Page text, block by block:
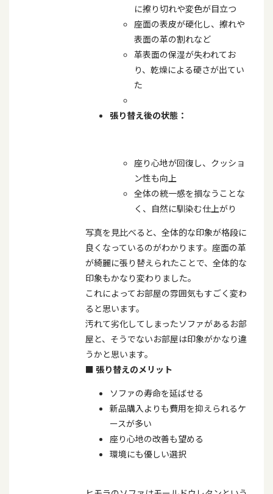
に擦り切れや変色が目立つ
座面の表皮が硬化し、擦れや
表面の革の割れなど
革表面の保湿が失われてお
り、乾燥による硬さが出てい
た
張り替え後の状態：
座り心地が回復し、クッショ
ン性も向上
全体の統一感を損なうことな
く、自然に馴染む仕上がり
写真を見比べると、全体的な印象が格段に
良くなっているのがわかります。座面の革
が綺麗に張り替えられたことで、全体的な
印象もかなり変わりました。
これによってお部屋の雰囲気もすごく変わ
ると思います。
汚れて劣化してしまったソファがあるお部
屋と、そうでないお部屋は印象がかなり違
うかと思います。
■ 張り替えのメリット
ソファの寿命を延ばせる
新品購入よりも費用を抑えられるケ
ースが多い
座り心地の改善も望める
環境にも優しい選択